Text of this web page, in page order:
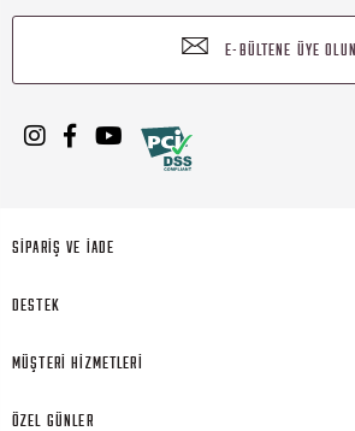
E-BÜLTENE ÜYE OLUN
SİPARİŞ VE İADE
DESTEK
MÜŞTERİ HİZMETLERİ
ÖZEL GÜNLER